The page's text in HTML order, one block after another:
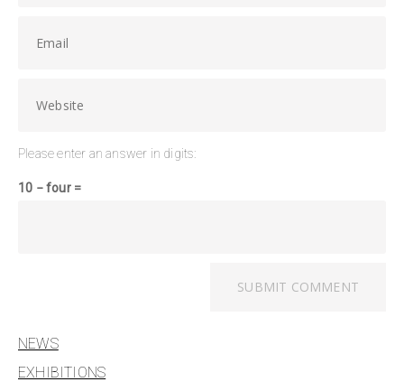
Please enter an answer in digits:
10 − four =
NEWS
EXHIBITIONS